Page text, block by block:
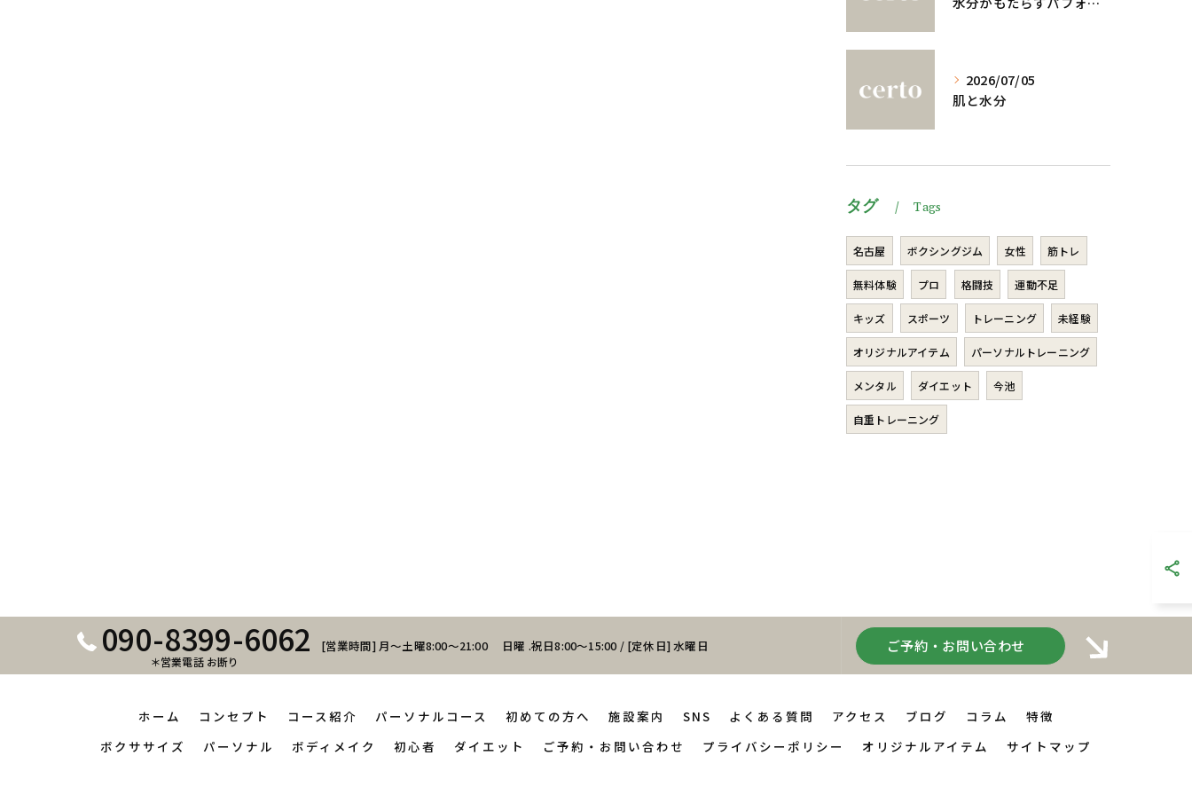
2026/07/05
肌と水分
タグ Tags
名古屋 ボクシングジム 女性 筋トレ
無料体験 プロ 格闘技 運動不足
キッズ スポーツ トレーニング 未経験
オリジナルアイテム パーソナルトレーニング
メンタル ダイエット 今池
自重トレーニング
090-8399-6062
＊営業電話 お断り
[営業時間] 月～土曜8:00～21:00 日曜 .祝日8:00～15:00 / [定休日] 水曜日 ご予約・お問い合わせ
ホーム コンセプト コース紹介 パーソナルコース 初めての方へ 施設案内 SNS よくある質問 アクセス ブログ コラム
特徴
ボクササイズ
パーソナル ボディメイク 初心者 ダイエット ご予約・お問い合わせ プライバシーポリシー オリジナルアイテム サイトマップ